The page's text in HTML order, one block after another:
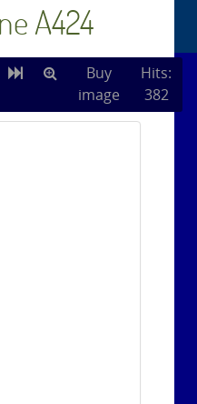
A424
Buy
image
Hits:
382